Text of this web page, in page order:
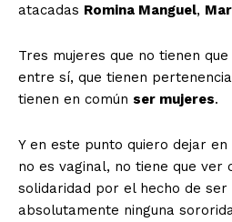
atacadas Romina Manguel,
Tres mujeres que no tienen
entre sí, que tienen
tienen en común ser mujeres.
Y en este punto quiero dejar
no es vaginal, no tiene que ver
solidaridad por el hecho de ser
absolutamente ninguna